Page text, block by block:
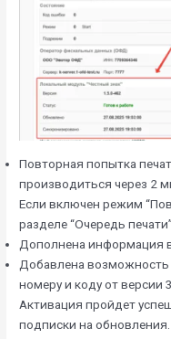
Повторная попытка
производиться через 2
Если включен режим
разделе “Очередь печати”.
Дополнена информация в
Добавлена возможность
номеру и коду от версии 3.
Активация пройдет
подписки на обновления.